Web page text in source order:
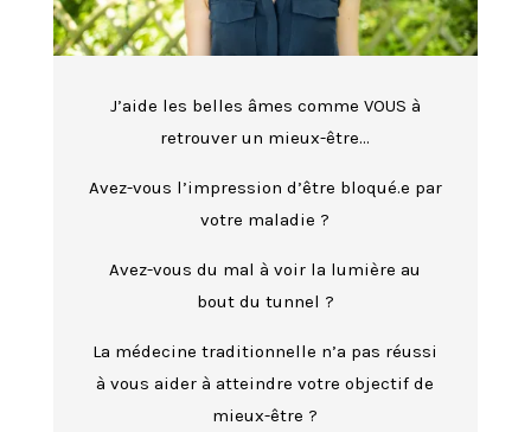
J’aide les belles âmes comme VOUS à
retrouver un mieux-être…
Avez-vous l’impression d’être bloqué.e par
votre maladie ?
Avez-vous du mal à voir la lumière au
bout du tunnel ?
La médecine traditionnelle n’a pas réussi
à vous aider à atteindre votre objectif de
mieux-être ?